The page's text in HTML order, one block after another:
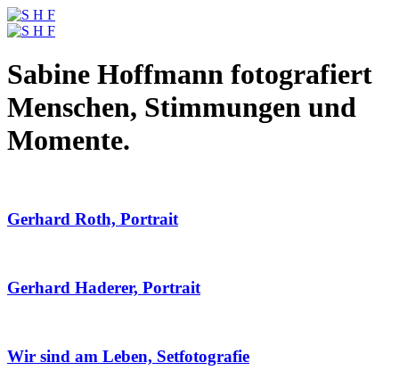
Sabine Hoffmann fotografiert
Menschen, Stimmungen und
Momente.
Gerhard Roth, Portrait
Gerhard Haderer, Portrait
Wir sind am Leben, Setfotografie